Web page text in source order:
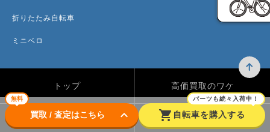
無料
買取 / 査定はこちら keyboard_arrow_down shopping_cart
パーツも続々入荷中！
自転車を購入する
折りたたみ自転車
ミニベロ
トップ 高価買取のワケ
買取方法 買取カテゴリー